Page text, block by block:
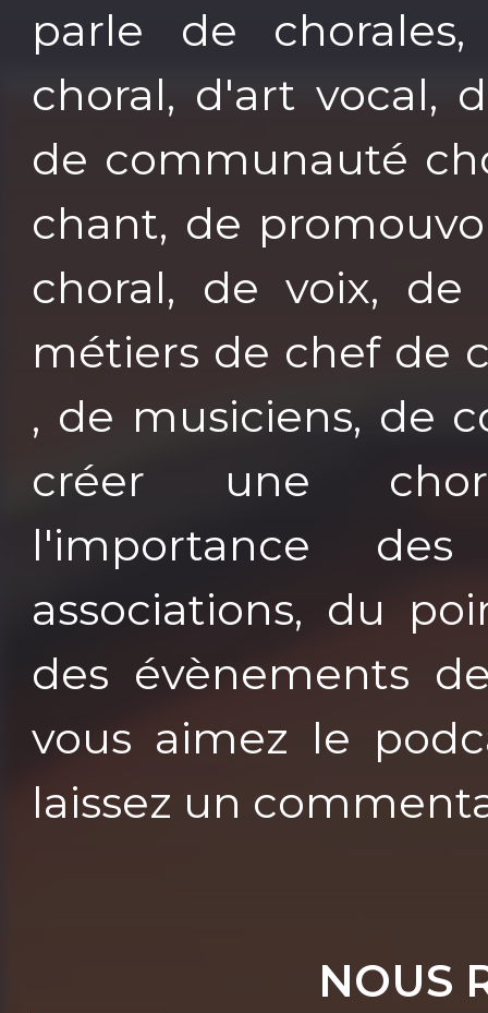
parle de
choral, d'art vocal,
de communauté
chant, de
choral, de voix, de
métiers de chef de
, de musiciens, de
créer une
l'importance
associations, du
des évènements
vous aimez le
laissez un
NOUS